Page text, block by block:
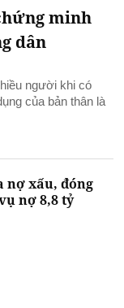
minh
dân
người khi có
của bản thân là
nợ xấu, đóng
nợ 8,8 tỷ